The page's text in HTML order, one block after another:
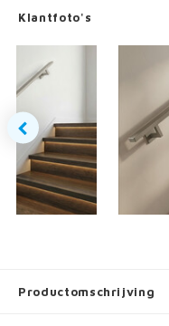
Klantfoto's
Productomschrijving